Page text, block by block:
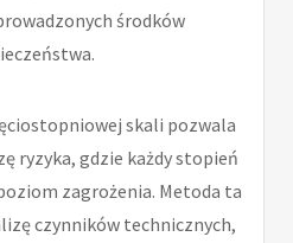
środków
skali pozwala
ryzyka, gdzie każdy stopień
zagrożenia. Metoda ta
czynników technicznych,